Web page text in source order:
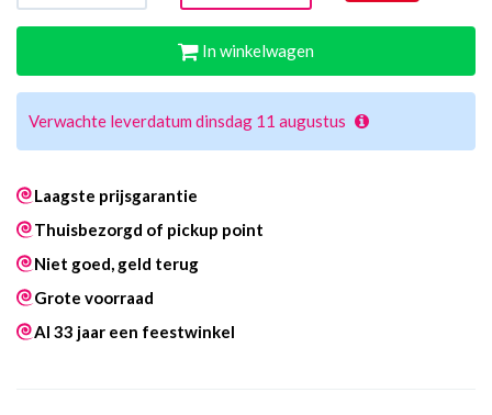
In winkelwagen
Verwachte leverdatum dinsdag 11 augustus
Laagste prijsgarantie
Thuisbezorgd of pickup point
Niet goed, geld terug
Grote voorraad
Al 33 jaar een feestwinkel